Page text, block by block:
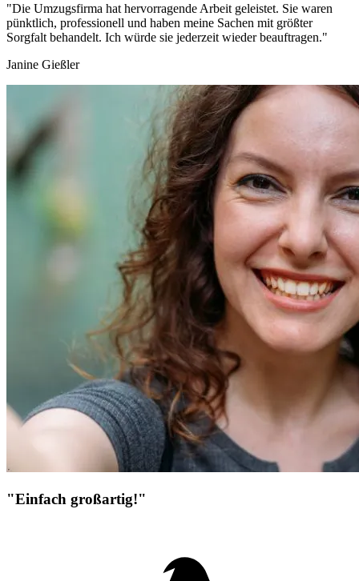
"Die Umzugsfirma hat hervorragende Arbeit geleistet. Sie waren
pünktlich, professionell und haben meine Sachen mit größter
Sorgfalt behandelt. Ich würde sie jederzeit wieder beauftragen."
Janine Gießler
"Einfach großartig!"